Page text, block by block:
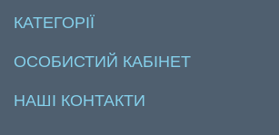
КАТЕГОРІЇ
ОСОБИСТИЙ КАБІНЕТ
НАШІ КОНТАКТИ